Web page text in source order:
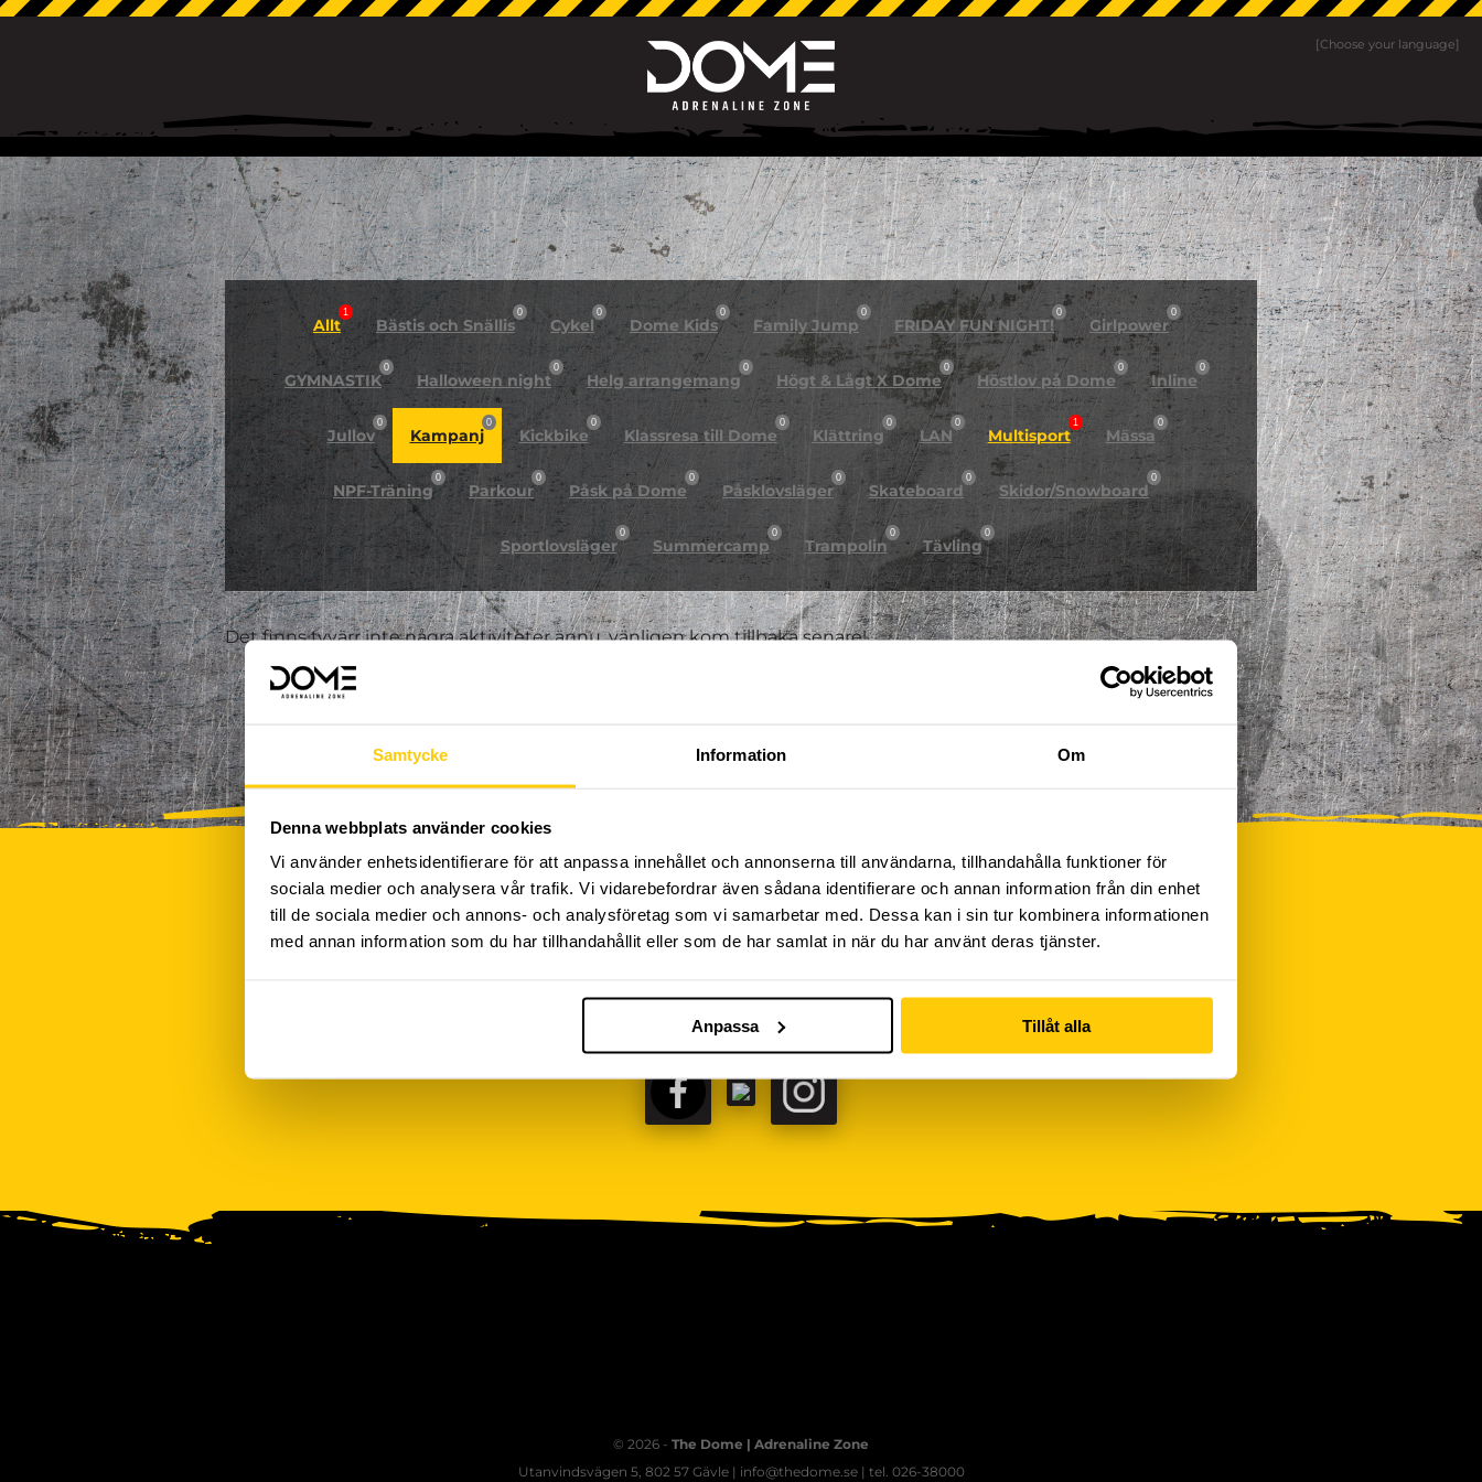
Samtycke Information Om
Denna webbplats använder cookies
Vi använder enhetsidentifierare för att anpassa innehållet och annonserna till användarna, tillhandahålla funktioner för
sociala medier och analysera vår trafik. Vi vidarebefordrar även sådana identifierare och annan information från din enhet
till de sociala medier och annons- och analysföretag som vi samarbetar med. Dessa kan i sin tur kombinera informationen
med annan information som du har tillhandahållit eller som de har samlat in när du har använt deras tjänster.
Anpassa Tillåt alla
[Choose your language]
Allt
1
Bästis och Snällis
0
Cykel
0
Dome Kids
0
Family Jump
0
FRIDAY FUN NIGHT!
0
Girlpower
0
GYMNASTIK
0
Halloween night
0
Helg arrangemang
0
Högt & Lågt X Dome
0
Höstlov på Dome
0
Inline
0
Jullov
0
Kampanj
0
Kickbike
0
Klassresa till Dome
0
Klättring
0
LAN
0
Multisport
1
Mässa
0
NPF-Träning
0
Parkour
0
Påsk på Dome
0
Påsklovsläger
0
Skateboard
0
Skidor/Snowboard
0
Sportlovsläger
0
Summercamp
0
Trampolin
0
Tävling
0
Det finns tyvärr inte några aktiviteter ännu, vänligen kom tillbaka senare!
FÖLJ OSS PÅ SOCIALA MEDIER
FACEBOOKTIKTOK
© 2026 - The Dome | Adrenaline Zone
Utanvindsvägen 5, 802 57 Gävle | info@thedome.se | tel. 026-38000